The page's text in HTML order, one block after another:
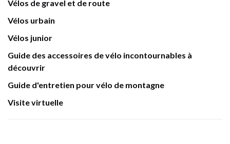
Vélos de gravel et de route
Vélos urbain
Vélos junior
Guide des accessoires de vélo incontournables à
découvrir
Guide d'entretien pour vélo de montagne
Visite virtuelle